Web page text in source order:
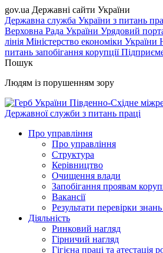
gov.ua Державні сайти України
Державна служба України з питань
Верховна Рада України Урядовий
лінія Міністерство економіки України
питань запобігання корупції
Пошук
Людям із порушенням зору
Південно-Східне
Державної служби з питань праці
Про управління
Про управління
Структура
Керівництво
Очищення влади
Запобігання проявам
Вакансії
Результати перевірки
Діяльність
Ринковий нагляд
Гірничий нагляд
Гігієна праці та атестація